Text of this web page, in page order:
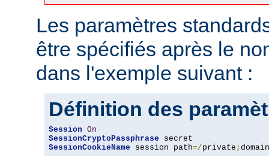
Les paramètres
être spécifiés après le
dans l'exemple suivant :
Définition des
Session On
SessionCryptoPassphrase
SessionCookieName session path=/private ; domain